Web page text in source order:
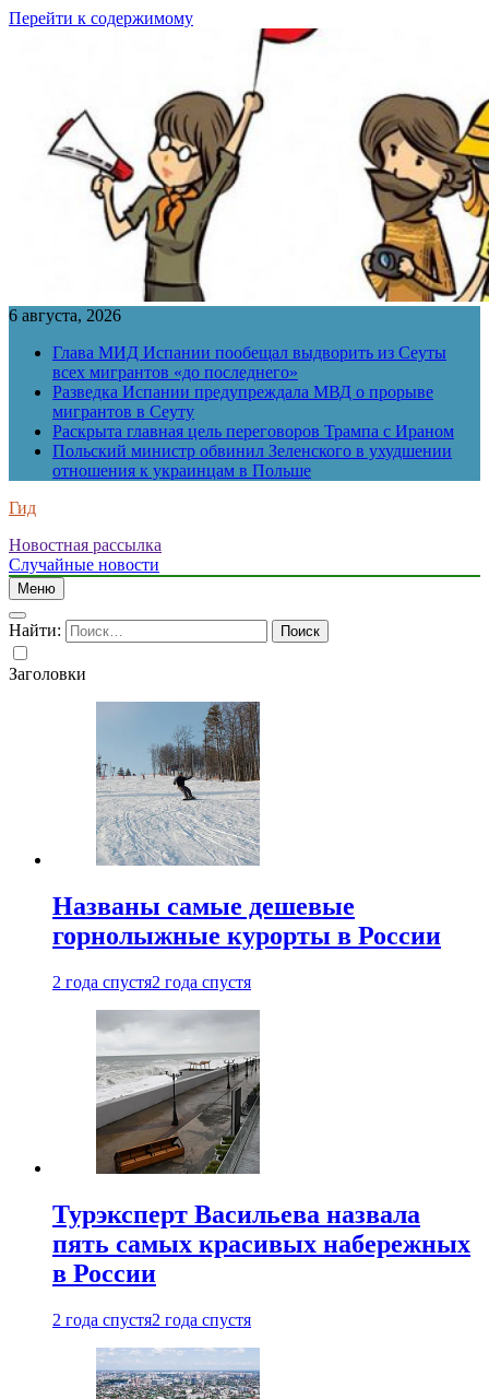
Перейти к содержимому
6 августа, 2026
Глава МИД Испании пообещал выдворить из Сеуты
всех мигрантов «до последнего»
Разведка Испании предупреждала МВД о прорыве
мигрантов в Сеуту
Раскрыта главная цель переговоров Трампа с Ираном
Польский министр обвинил Зеленского в ухудшении
отношения к украинцам в Польше
Гид
Новостная рассылка
Случайные новости
Меню
Найти:
Заголовки
Названы самые дешевые
горнолыжные курорты в России
2 года спустя2 года спустя
Турэксперт Васильева назвала
пять самых красивых набережных
в России
2 года спустя2 года спустя